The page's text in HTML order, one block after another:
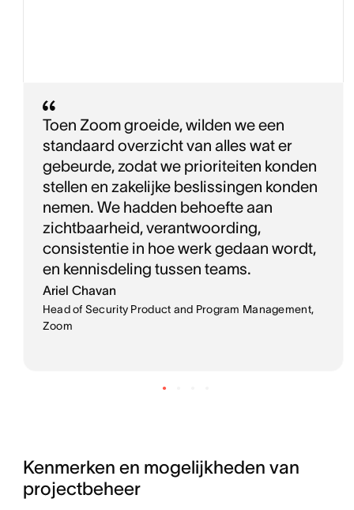
Toen Zoom groeide, wilden we een
standaard overzicht van alles wat er
gebeurde, zodat we prioriteiten konden
stellen en zakelijke beslissingen konden
nemen. We hadden behoefte aan
zichtbaarheid, verantwoording,
consistentie in hoe werk gedaan wordt,
en kennisdeling tussen teams.
Ariel Chavan
Head of Security Product and Program Management,
Zoom
Kenmerken en mogelijkheden van
projectbeheer